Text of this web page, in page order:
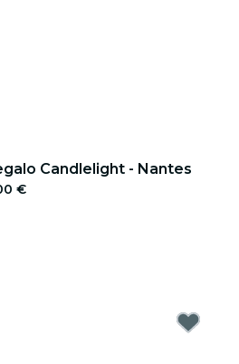
Candlelight - Nantes
€